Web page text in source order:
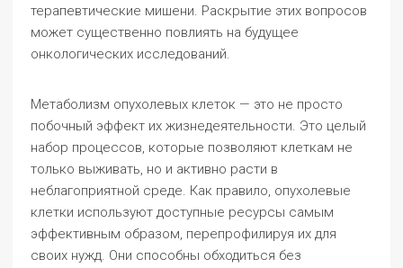
терапевтические мишени. Раскрытие этих вопросов
может существенно повлиять на будущее
онкологических исследований.
Метаболизм опухолевых клеток — это не просто
побочный эффект их жизнедеятельности. Это целый
набор процессов, которые позволяют клеткам не
только выживать, но и активно расти в
неблагоприятной среде. Как правило, опухолевые
клетки используют доступные ресурсы самым
эффективным образом, перепрофилируя их для
своих нужд. Они способны обходиться без